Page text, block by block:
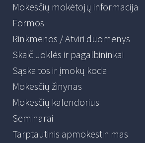
Mokesčių mokėtojų informacija
Formos
Rinkmenos / Atviri duomenys
Skaičiuoklės ir pagalbininkai
Sąskaitos ir įmokų kodai
Mokesčių žinynas
Mokesčių kalendorius
Seminarai
Tarptautinis apmokestinimas